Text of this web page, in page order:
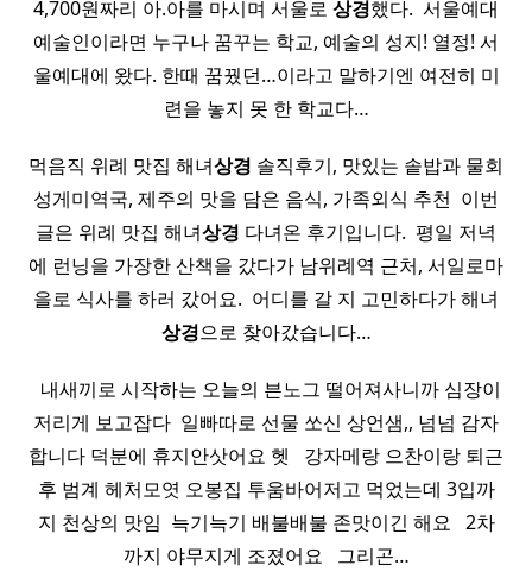
4,700원짜리 아.아를 마시며 서울로 상경했다. ​ 서울예대
예술인이라면 누구나 꿈꾸는 학교, 예술의 성지! 열정! 서
울예대에 왔다. 한때 꿈꿨던…이라고 말하기엔 여전히 미
련을 놓지 못 한 학교다…
먹음직 위례 맛집 해녀상경 솔직후기, 맛있는 솥밥과 물회
성게미역국, 제주의 맛을 담은 음식, 가족외식 추천 ​ 이번
글은 위례 맛집 해녀상경 다녀온 후기입니다. ​ 평일 저녁
에 런닝을 가장한 산책을 갔다가 남위례역 근처, 서일로마
을로 식사를 하러 갔어요. ​ 어디를 갈 지 고민하다가 해녀
상경으로 찾아갔습니다…
​ ​ 내새끼로 시작하는 오늘의 븐노그 떨어져사니까 심장이
저리게 보고잡다 ​ 일빠따로 선물 쏘신 상언샘,, 넘넘 감자
합니다 덕분에 휴지안삿어요 헷 ​ ​ 강자메랑 으찬이랑 퇴근
후 범계 헤처모엿 오봉집 투움바어저고 먹었는데 3입까
지 천상의 맛임 ​ 늑기늑기 배불배불 존맛이긴 해요 ​ ​ 2차
까지 야무지게 조졌어요 ​ ​ 그리곤…